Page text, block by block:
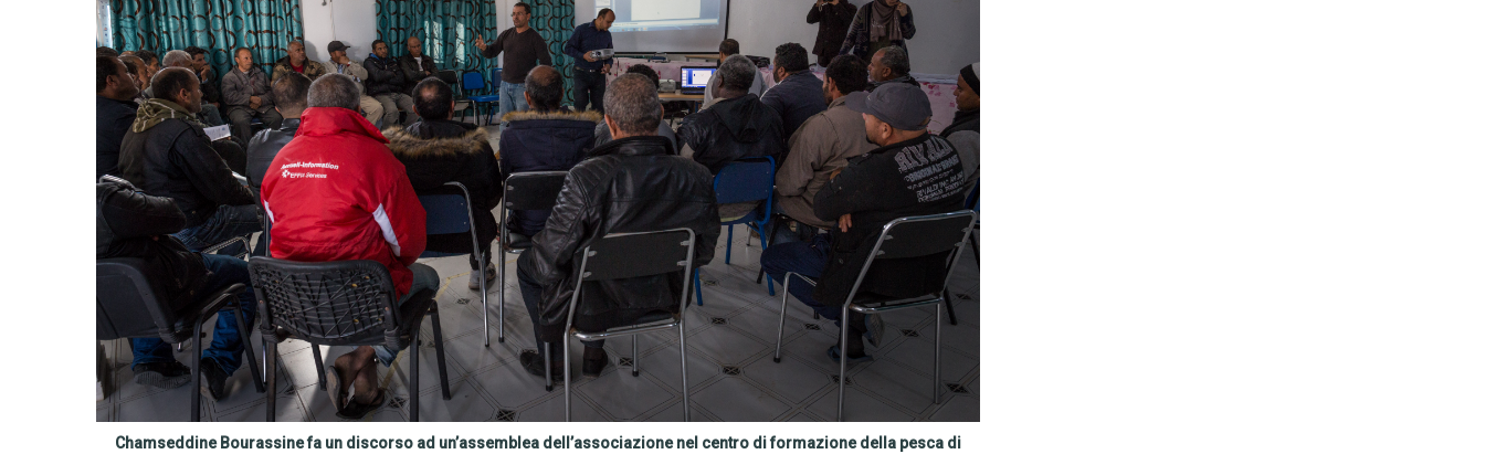
Chamseddine Bourassine fa un discorso ad un’assemblea dell’associazione nel centro di formazione della pesca di